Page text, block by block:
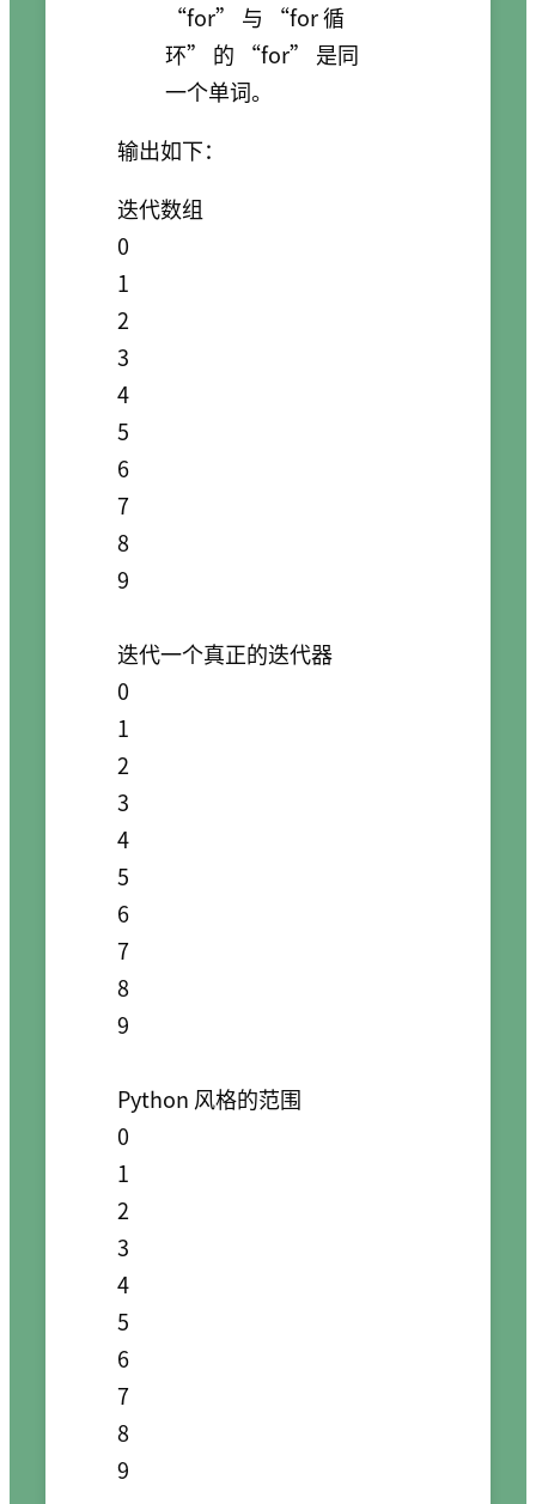
“for” 与 “for 循
环” 的 “for” 是同
一个单词。
输出如下：
迭代数组
0
1
2
3
4
5
6
7
8
9
迭代一个真正的迭代器
0
1
2
3
4
5
6
7
8
9
Python 风格的范围
0
1
2
3
4
5
6
7
8